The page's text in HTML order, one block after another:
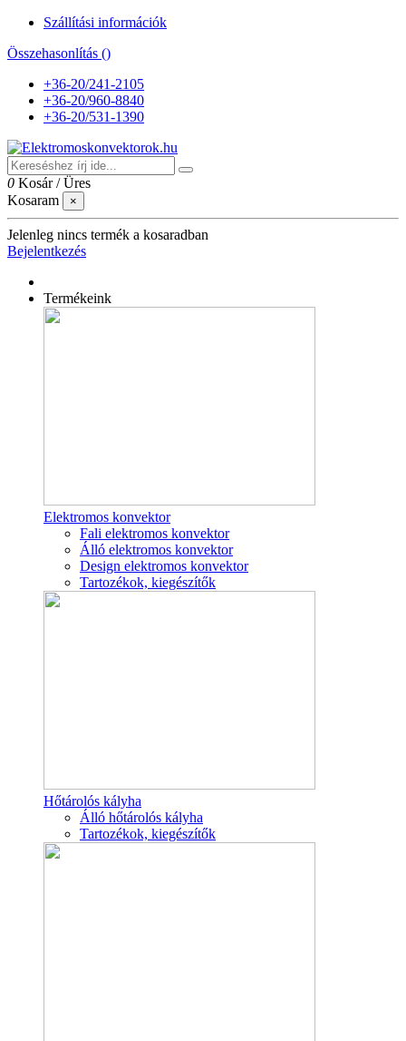
Szállítási információk
Összehasonlítás ()
+36-20/241-2105
+36-20/960-8840
+36-20/531-1390
0 Kosár /Üres
Kosaram
×
Jelenleg nincs termék a kosaradban
Bejelentkezés
Termékeink
Elektromos konvektor
Fali elektromos konvektor
Álló elektromos konvektor
Design elektromos konvektor
Tartozékok, kiegészítők
Hőtárolós kályha
Álló hőtárolós kályha
Tartozékok, kiegészítők